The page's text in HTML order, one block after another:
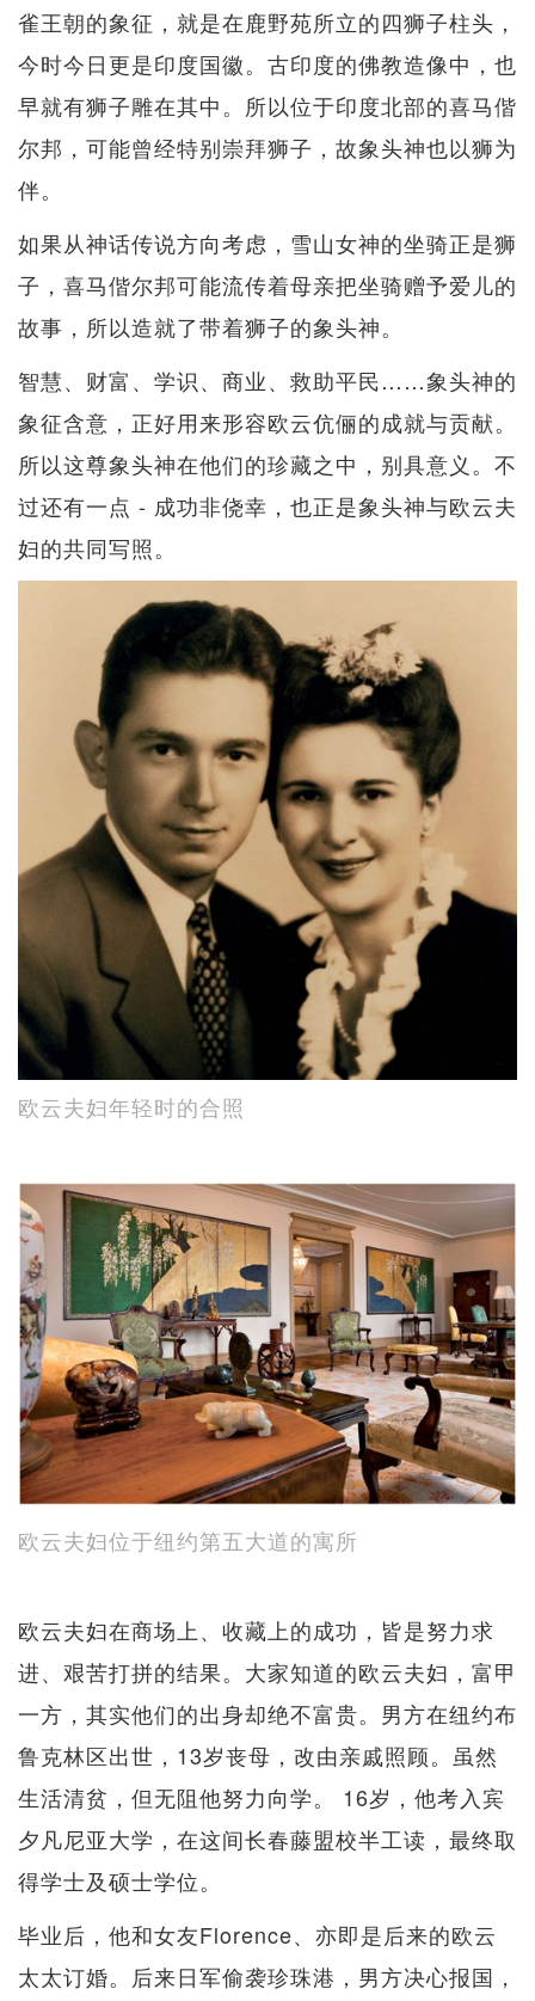
雀王朝的象征，就是在鹿野苑所立的四狮子柱头，
今时今日更是印度国徽。古印度的佛教造像中，也
早就有狮子雕在其中。所以位于印度北部的喜马偕
尔邦，可能曾经特别崇拜狮子，故象头神也以狮为
伴。
如果从神话传说方向考虑，雪山女神的坐骑正是狮
子，喜马偕尔邦可能流传着母亲把坐骑赠予爱儿的
故事，所以造就了带着狮子的象头神。
智慧、财富、学识、商业、救助平民……象头神的
象征含意，正好用来形容欧云伉俪的成就与贡献。
所以这尊象头神在他们的珍藏之中，别具意义。不
过还有一点 - 成功非侥幸，也正是象头神与欧云夫
妇的共同写照。
欧云夫妇年轻时的合照
欧云夫妇位于纽约第五大道的寓所
欧云夫妇在商场上、收藏上的成功，皆是努力求
进、艰苦打拼的结果。大家知道的欧云夫妇，富甲
一方，其实他们的出身却绝不富贵。男方在纽约布
鲁克林区出世，13岁丧母，改由亲戚照顾。虽然
生活清贫，但无阻他努力向学。 16岁，他考入宾
夕凡尼亚大学，在这间长春藤盟校半工读，最终取
得学士及硕士学位。
毕业后，他和女友Florence、亦即是后来的欧云
太太订婚。后来日军偷袭珍珠港，男方决心报国，